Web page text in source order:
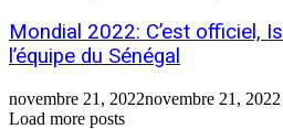
Mondial 2022: C’est officiel,
l’équipe du Sénégal
novembre 21, 2022novembre 21, 2022
Load more posts